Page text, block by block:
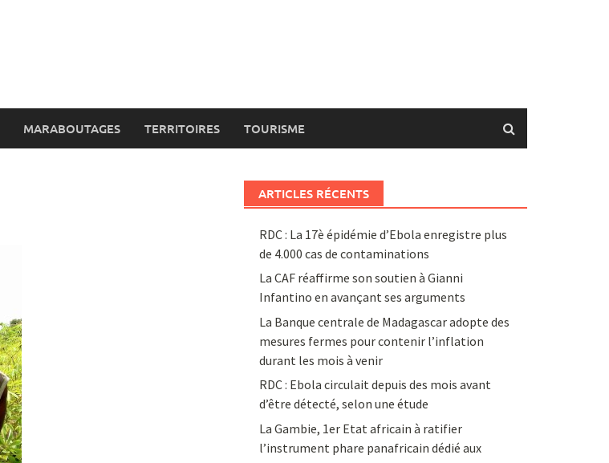
MARABOUTAGES TERRITOIRES TOURISME
ARTICLES RÉCENTS
RDC : La 17è épidémie d’Ebola enregistre plus
de 4.000 cas de contaminations
La CAF réaffirme son soutien à Gianni
Infantino en avançant ses arguments
La Banque centrale de Madagascar adopte des
mesures fermes pour contenir l’inflation
durant les mois à venir
RDC : Ebola circulait depuis des mois avant
d’être détecté, selon une étude
La Gambie, 1er Etat africain à ratifier
l’instrument phare panafricain dédié aux